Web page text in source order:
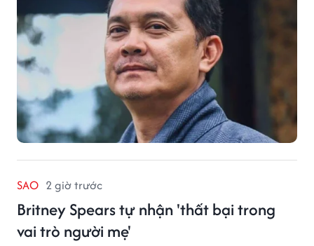
SAO 2 giờ trước
Britney Spears tự nhận 'thất bại trong
vai trò người mẹ'